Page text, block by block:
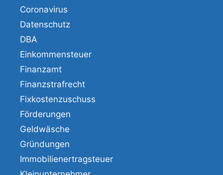
Coronavirus
Datenschutz
DBA
Einkommensteuer
Finanzamt
Finanzstrafrecht
Fixkostenzuschuss
Förderungen
Geldwäsche
Gründungen
Immobilienertragsteuer